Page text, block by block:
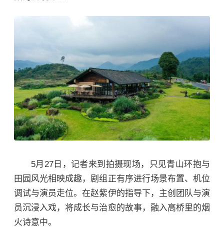
5月27日，记者来到拍摄现场，只见青山环抱与
田园风光相映成趣，剧组正有序进行场景布置、机位
调试与演员走位。在赵紫伊的指导下，主创团队与演
员沉浸入戏，将成长与治愈的故事，融入高桥里的烟
火诗意中。